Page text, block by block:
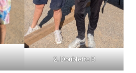
2. DoubletteB